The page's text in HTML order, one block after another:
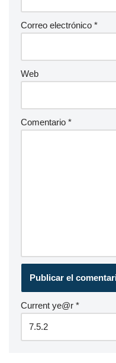
Correo electrónico *
Web
Comentario *
Current ye@r *